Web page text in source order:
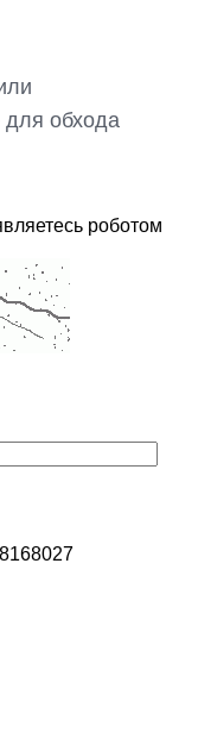
для обхода
роботом